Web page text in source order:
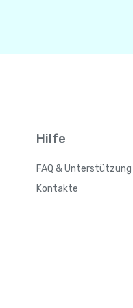
Hilfe
FAQ & Unterstützung
Kontakte